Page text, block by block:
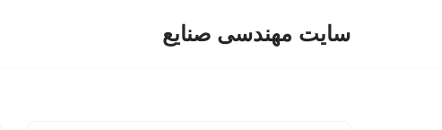
سایت مهندسی صنایع